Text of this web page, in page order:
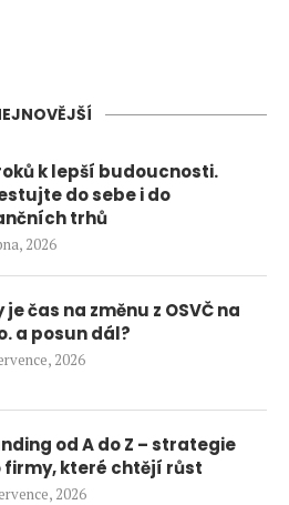
k lepší budoucnosti.
do sebe i do
trhů
2026
je čas na změnu z OSVČ na
a posun dál?
2026
od A do Z – strategie
firmy, které chtějí růst
2026